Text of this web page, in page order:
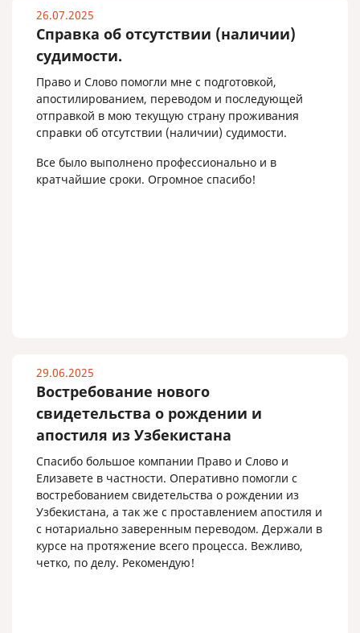
26.07.2025
Справка об отсутствии (наличии)
судимости.
Право и Слово помогли мне с подготовкой,
апостилированием, переводом и последующей
отправкой в мою текущую страну проживания
справки об отсутствии (наличии) судимости.
Все было выполнено профессионально и в
кратчайшие сроки. Огромное спасибо!
29.06.2025
Востребование нового
свидетельства о рождении и
апостиля из Узбекистана
Спасибо большое компании Право и Слово и
Елизавете в частности. Оперативно помогли с
востребованием свидетельства о рождении из
Узбекистана, а так же с проставлением апостиля и
с нотариально заверенным переводом. Держали в
курсе на протяжение всего процесса. Вежливо,
четко, по делу. Рекомендую!